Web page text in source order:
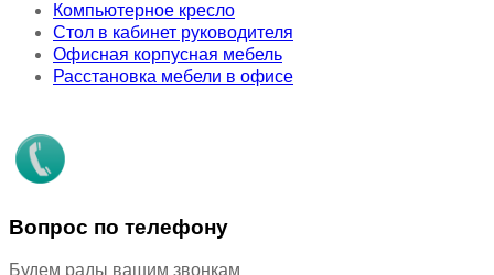
Компьютерное кресло
Стол в кабинет руководителя
Офисная корпусная мебель
Расстановка мебели в офисе
Вопрос по телефону
Будем рады вашим звонкам